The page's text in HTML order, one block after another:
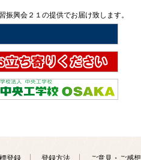
興会２１の提供でお届け致します。
登録 登録方法 ご意見・ご感想